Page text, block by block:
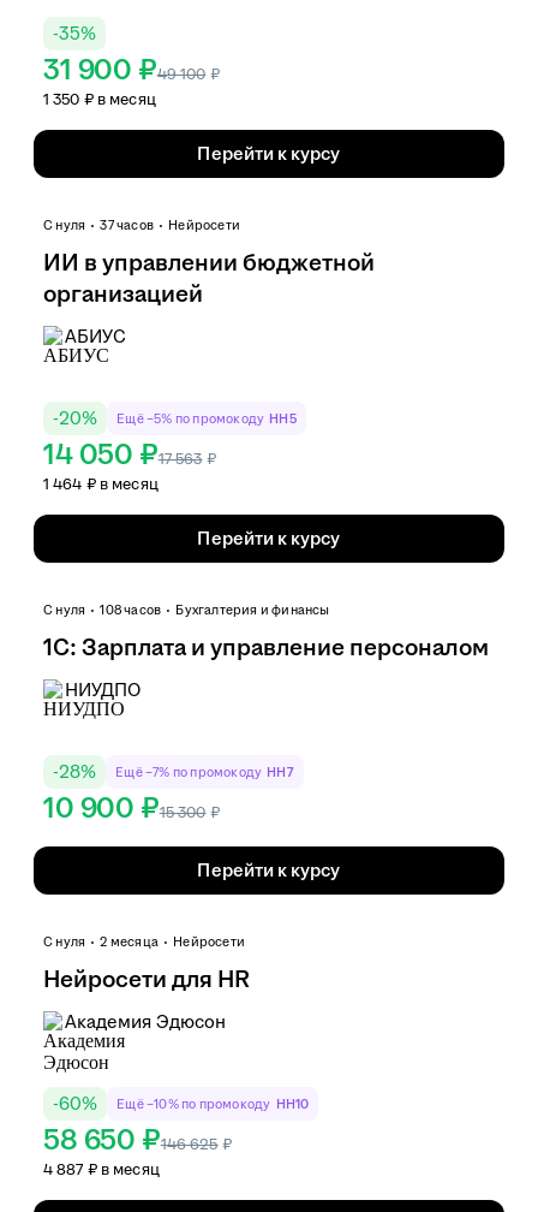
-35%
31 900 ₽49 100 ₽
1 350 ₽ в месяц
Перейти к курсу
С нуля 37 часов Нейросети
ИИ в управлении бюджетной
организацией
АБИУС
-20% Ещё −5% по промокоду HH5
14 050 ₽17 563 ₽
1 464 ₽ в месяц
Перейти к курсу
С нуля 108 часов Бухгалтерия и финансы
1С: Зарплата и управление персоналом
НИУДПО
-28% Ещё −7% по промокоду HH7
10 900 ₽15 300 ₽
Перейти к курсу
С нуля 2 месяца Нейросети
Нейросети для HR
Академия Эдюсон
-60% Ещё −10% по промокоду HH10
58 650 ₽146 625 ₽
4 887 ₽ в месяц